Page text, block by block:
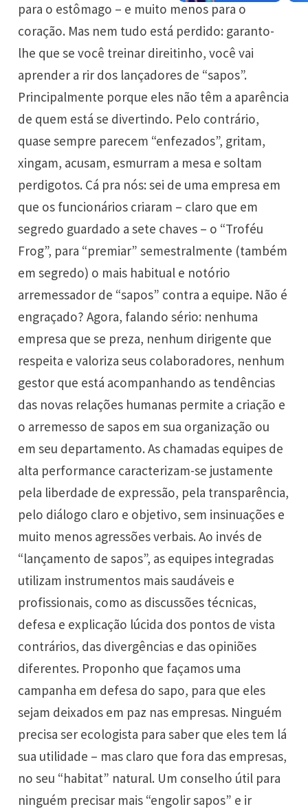
para o estômago – e muito menos para o
coração. Mas nem tudo está perdido: garanto-
lhe que se você treinar direitinho, você vai
aprender a rir dos lançadores de “sapos”.
Principalmente porque eles não têm a aparência
de quem está se divertindo. Pelo contrário,
quase sempre parecem “enfezados”, gritam,
xingam, acusam, esmurram a mesa e soltam
perdigotos. Cá pra nós: sei de uma empresa em
que os funcionários criaram – claro que em
segredo guardado a sete chaves – o “Troféu
Frog”, para “premiar” semestralmente (também
em segredo) o mais habitual e notório
arremessador de “sapos” contra a equipe. Não é
engraçado? Agora, falando sério: nenhuma
empresa que se preza, nenhum dirigente que
respeita e valoriza seus colaboradores, nenhum
gestor que está acompanhando as tendências
das novas relações humanas permite a criação e
o arremesso de sapos em sua organização ou
em seu departamento. As chamadas equipes de
alta performance caracterizam-se justamente
pela liberdade de expressão, pela transparência,
pelo diálogo claro e objetivo, sem insinuações e
muito menos agressões verbais. Ao invés de
“lançamento de sapos”, as equipes integradas
utilizam instrumentos mais saudáveis e
profissionais, como as discussões técnicas,
defesa e explicação lúcida dos pontos de vista
contrários, das divergências e das opiniões
diferentes. Proponho que façamos uma
campanha em defesa do sapo, para que eles
sejam deixados em paz nas empresas. Ninguém
precisa ser ecologista para saber que eles tem lá
sua utilidade – mas claro que fora das empresas,
no seu “habitat” natural. Um conselho útil para
ninguém precisar mais “engolir sapos” e ir